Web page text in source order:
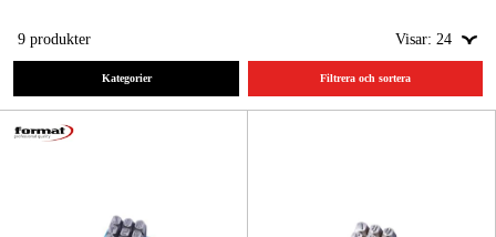
Maskintillbehör & förbrukning
Arbetskläder & skydd
El & bygg
Hem & fritid
9 produkter Visar: 24
Kategorier Filtrera och sortera